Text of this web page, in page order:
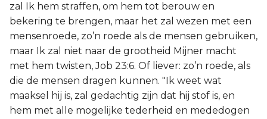
zal Ik hem straffen, om hem tot berouw en
bekering te brengen, maar het zal wezen met een
mensenroede, zo’n roede als de mensen gebruiken,
maar Ik zal niet naar de grootheid Mijner macht
met hem twisten, Job 23:6. Of liever: zo’n roede, als
die de mensen dragen kunnen. "Ik weet wat
maaksel hij is, zal gedachtig zijn dat hij stof is, en
hem met alle mogelijke tederheid en mededogen